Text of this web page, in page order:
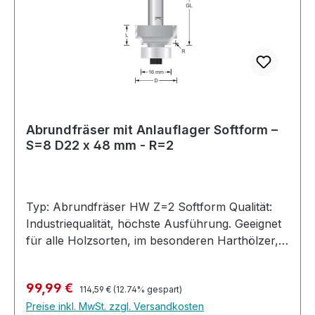
Sie Ihren gesuchten Abrundfräser Softform
nicht im Standardsortiment finden, fragen Sie
direkt bei uns an. Wir fertigen jeden benötigten
Fräser nach Ihren Wünschen.Maximal zulässige
Abrundfräser mit Anlauflager Softform –
S=8 D22 x 48 mm - R=2
Typ: Abrundfräser HW Z=2 Softform Qualität:
Industriequalität, höchste Ausführung. Geeignet
für alle Holzsorten, im besonderen Harthölzer,
mit Anlauflager, Hartmetall bestücktfür die
Industrielle Nutzung. Höchste
Verkaufspreis:
99,99 € Regulärer Preis:
114,59 € (12.74% gespart)
Preise inkl. MwSt. zzgl. Versandkosten